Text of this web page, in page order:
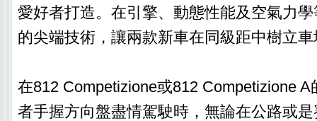
愛好者打造。在引擎、動態性能及空氣力
的尖端技術，讓兩款新車在同級距中樹立
在812 Competizione或812 Competizione
者手握方向盤盡情駕駛時，無論在公路或